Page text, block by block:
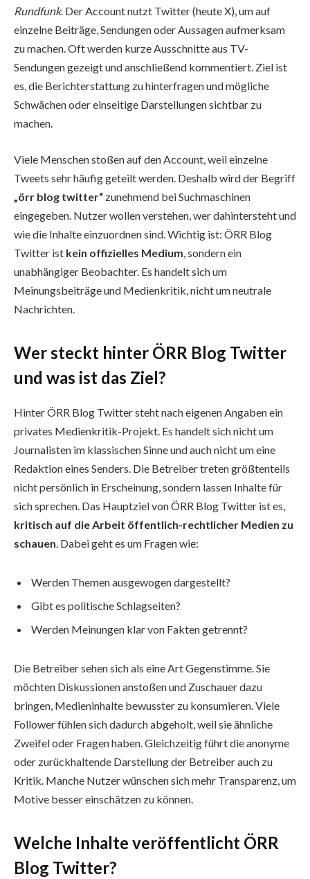
Rundfunk. Der Account nutzt Twitter (heute X), um auf
einzelne Beiträge, Sendungen oder Aussagen aufmerksam
zu machen. Oft werden kurze Ausschnitte aus TV-
Sendungen gezeigt und anschließend kommentiert. Ziel ist
es, die Berichterstattung zu hinterfragen und mögliche
Schwächen oder einseitige Darstellungen sichtbar zu
machen.
Viele Menschen stoßen auf den Account, weil einzelne
Tweets sehr häufig geteilt werden. Deshalb wird der Begriff
„örr blog twitter“ zunehmend bei Suchmaschinen
eingegeben. Nutzer wollen verstehen, wer dahintersteht und
wie die Inhalte einzuordnen sind. Wichtig ist: ÖRR Blog
Twitter ist kein offizielles Medium , sondern ein
unabhängiger Beobachter. Es handelt sich um
Meinungsbeiträge und Medienkritik, nicht um neutrale
Nachrichten.
Wer steckt hinter ÖRR Blog Twitter
und was ist das Ziel?
Hinter ÖRR Blog Twitter steht nach eigenen Angaben ein
privates Medienkritik-Projekt. Es handelt sich nicht um
Journalisten im klassischen Sinne und auch nicht um eine
Redaktion eines Senders. Die Betreiber treten größtenteils
nicht persönlich in Erscheinung, sondern lassen Inhalte für
sich sprechen. Das Hauptziel von ÖRR Blog Twitter ist es,
kritisch auf die Arbeit öffentlich-rechtlicher Medien zu
schauen. Dabei geht es um Fragen wie:
Werden Themen ausgewogen dargestellt?
Gibt es politische Schlagseiten?
Werden Meinungen klar von Fakten getrennt?
Die Betreiber sehen sich als eine Art Gegenstimme. Sie
möchten Diskussionen anstoßen und Zuschauer dazu
bringen, Medieninhalte bewusster zu konsumieren. Viele
Follower fühlen sich dadurch abgeholt, weil sie ähnliche
Zweifel oder Fragen haben. Gleichzeitig führt die anonyme
oder zurückhaltende Darstellung der Betreiber auch zu
Kritik. Manche Nutzer wünschen sich mehr Transparenz, um
Motive besser einschätzen zu können.
Welche Inhalte veröffentlicht ÖRR
Blog Twitter?